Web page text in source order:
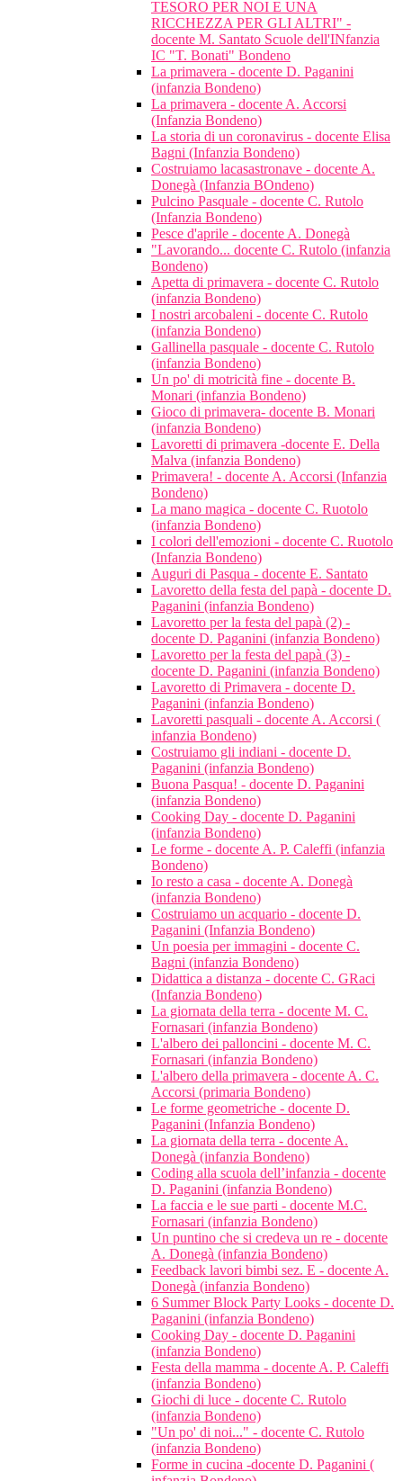
TESORO PER NOI E UNA
RICCHEZZA PER GLI ALTRI" -
docente M. Santato Scuole dell'INfanzia
IC "T. Bonati" Bondeno
La primavera - docente D. Paganini
(infanzia Bondeno)
La primavera - docente A. Accorsi
(Infanzia Bondeno)
La storia di un coronavirus - docente Elisa
Bagni (Infanzia Bondeno)
Costruiamo lacasastronave - docente A.
Donegà (Infanzia BOndeno)
Pulcino Pasquale - docente C. Rutolo
(Infanzia Bondeno)
Pesce d'aprile - docente A. Donegà
"Lavorando... docente C. Rutolo (infanzia
Bondeno)
Apetta di primavera - docente C. Rutolo
(infanzia Bondeno)
I nostri arcobaleni - docente C. Rutolo
(infanzia Bondeno)
Gallinella pasquale - docente C. Rutolo
(infanzia Bondeno)
Un po' di motricità fine - docente B.
Monari (infanzia Bondeno)
Gioco di primavera- docente B. Monari
(infanzia Bondeno)
Lavoretti di primavera -docente E. Della
Malva (infanzia Bondeno)
Primavera! - docente A. Accorsi (Infanzia
Bondeno)
La mano magica - docente C. Ruotolo
(infanzia Bondeno)
I colori dell'emozioni - docente C. Ruotolo
(Infanzia Bondeno)
Auguri di Pasqua - docente E. Santato
Lavoretto della festa del papà - docente D.
Paganini (infanzia Bondeno)
Lavoretto per la festa del papà (2) -
docente D. Paganini (infanzia Bondeno)
Lavoretto per la festa del papà (3) -
docente D. Paganini (infanzia Bondeno)
Lavoretto di Primavera - docente D.
Paganini (infanzia Bondeno)
Lavoretti pasquali - docente A. Accorsi (
infanzia Bondeno)
Costruiamo gli indiani - docente D.
Paganini (infanzia Bondeno)
Buona Pasqua! - docente D. Paganini
(infanzia Bondeno)
Cooking Day - docente D. Paganini
(infanzia Bondeno)
Le forme - docente A. P. Caleffi (infanzia
Bondeno)
Io resto a casa - docente A. Donegà
(infanzia Bondeno)
Costruiamo un acquario - docente D.
Paganini (Infanzia Bondeno)
Un poesia per immagini - docente C.
Bagni (infanzia Bondeno)
Didattica a distanza - docente C. GRaci
(Infanzia Bondeno)
La giornata della terra - docente M. C.
Fornasari (infanzia Bondeno)
L'albero dei palloncini - docente M. C.
Fornasari (infanzia Bondeno)
L'albero della primavera - docente A. C.
Accorsi (primaria Bondeno)
Le forme geometriche - docente D.
Paganini (Infanzia Bondeno)
La giornata della terra - docente A.
Donegà (infanzia Bondeno)
Coding alla scuola dell’infanzia - docente
D. Paganini (infanzia Bondeno)
La faccia e le sue parti - docente M.C.
Fornasari (infanzia Bondeno)
Un puntino che si credeva un re - docente
A. Donegà (infanzia Bondeno)
Feedback lavori bimbi sez. E - docente A.
Donegà (infanzia Bondeno)
6 Summer Block Party Looks - docente D.
Paganini (infanzia Bondeno)
Cooking Day - docente D. Paganini
(infanzia Bondeno)
Festa della mamma - docente A. P. Caleffi
(infanzia Bondeno)
Giochi di luce - docente C. Rutolo
(infanzia Bondeno)
"Un po' di noi..." - docente C. Rutolo
(infanzia Bondeno)
Forme in cucina -docente D. Paganini (